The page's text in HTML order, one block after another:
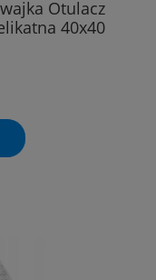
Otulacz
40x40